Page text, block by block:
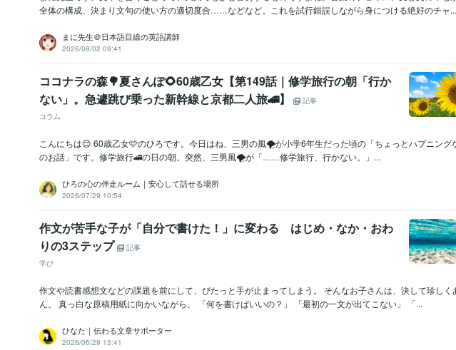
全体の構成、決まり文句の使い方の適切度合……などなど。これを試行錯誤しながら身につける絶好のチャ...
まに先生＠日本語目線の英語講師
2026/08/02 09:41
ココナラの森🌳夏さんぽ🌻60歳乙女【第149話｜修学旅行の朝「行か
ない」。急遽跳び乗った新幹線と京都二人旅🚄】
記事
コラム
こんにちは😊 60歳乙女🩷のひろです。今日はね、三男の風🌪️が小学6年生だった頃の「ちょっとハプニング
のお話」です。修学旅行🚄の日の朝。突然、三男風🌪️が「……修学旅行、行かない。」...
ひろの心の伴走ルーム｜安心して話せる場所
2026/07/29 10:54
作文が苦手な子が「自分で書けた！」に変わる はじめ・なか・おわ
りの3ステップ
記事
学び
作文や読書感想文などの課題を前にして、ぴたっと手が止まってしまう。 そんなお子さんは、決して珍しく
ん。 真っ白な原稿用紙に向かいながら、 「何を書けばいいの？」 「最初の一文が出てこない」 「...
ひなた｜伝わる文章サポーター
2026/06/29 13:41